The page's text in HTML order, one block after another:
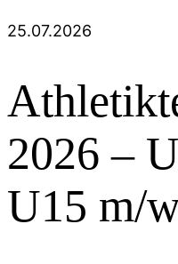
25.07.2026
2026 –
U15 m/